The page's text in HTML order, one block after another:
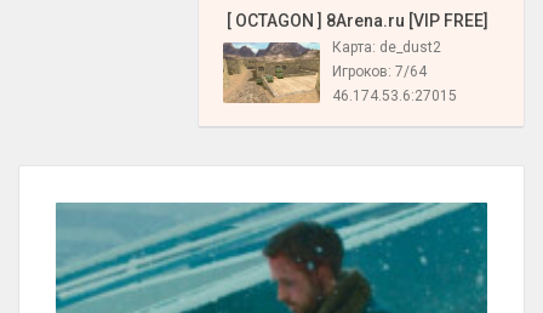
️ [ OCTAGON ] 8Arena.ru [VIP FREE]
Карта: de_dust2
Игроков: 7/64
46.174.53.6:27015